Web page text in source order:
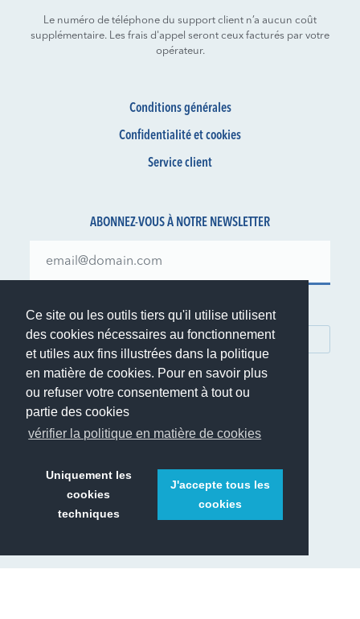
Ce site ou les outils tiers qu'il utilise utilisent
des cookies nécessaires au fonctionnement
et utiles aux fins illustrées dans la politique
en matière de cookies. Pour en savoir plus
ou refuser votre consentement à tout ou
partie des cookies
vérifier la politique en matière de cookies
Uniquement les
cookies
techniques
J'accepte tous les
cookies
Le numéro de téléphone du support client n’a aucun coût
supplémentaire. Les frais d'appel seront ceux facturés par votre
opérateur.
Conditions générales
Confidentialité et cookies
Service client
ABONNEZ-VOUS À NOTRE NEWSLETTER
S'ABONNER
© 1999-2026 Rent.it Srl - TVA IT01390700902